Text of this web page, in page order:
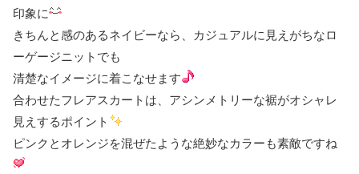
印象に
きちんと感のあるネイビーなら、カジュアルに見えがちなロ
ーゲージニットでも
清楚なイメージに着こなせます
合わせたフレアスカートは、アシンメトリーな裾がオシャレ
見えするポイント
ピンクとオレンジを混ぜたような絶妙なカラーも素敵ですね